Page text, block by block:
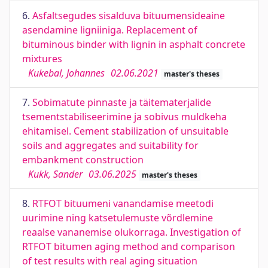
6. Asfaltsegudes sisalduva bituumensideaine
asendamine ligniiniga. Replacement of
bituminous binder with lignin in asphalt concrete
mixtures
Kukebal, Johannes 02.06.2021 master's theses
7. Sobimatute pinnaste ja täitematerjalide
tsementstabiliseerimine ja sobivus muldkeha
ehitamisel. Cement stabilization of unsuitable
soils and aggregates and suitability for
embankment construction
Kukk, Sander 03.06.2025 master's theses
8. RTFOT bituumeni vanandamise meetodi
uurimine ning katsetulemuste võrdlemine
reaalse vananemise olukorraga. Investigation of
RTFOT bitumen aging method and comparison
of test results with real aging situation